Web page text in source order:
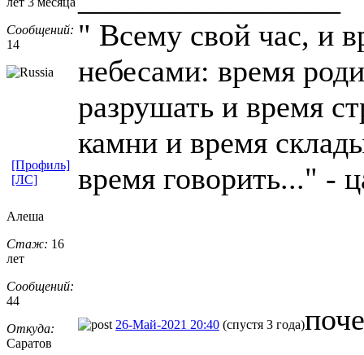
Сообщений:
14
" Всему свой час, и
небесами: время
разрушать и время
камни и время
время говорить..." -
[Профиль]
[ЛС]
Алеша
Стаж: 16
лет
Сообщений:
44
Откуда:
Саратов
26-Май-2021 20:40 (спустя 3 года)